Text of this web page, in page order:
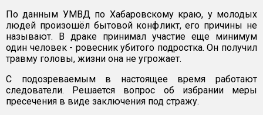
По данным УМВД по Хабаровскому краю, у молодых
людей произошёл бытовой конфликт, его причины не
называют. В драке принимал участие еще минимум
один человек - ровесник убитого подростка. Он получил
травму головы, жизни она не угрожает.
С подозреваемым в настоящее время работают
следователи. Решается вопрос об избрании меры
пресечения в виде заключения под стражу.